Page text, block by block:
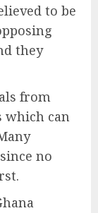
to be
they
from
which can
no